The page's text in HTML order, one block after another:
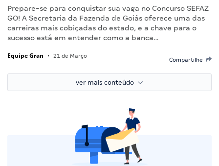
Prepare-se para conquistar sua vaga no Concurso SEFAZ
GO! A Secretaria da Fazenda de Goiás oferece uma das
carreiras mais cobiçadas do estado, e a chave para o
sucesso está em entender como a banca…
Equipe Gran • 21 de Março
Compartilhe
ver mais conteúdo